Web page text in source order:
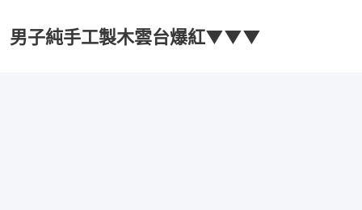
男子純手工製木雲台爆紅▼▼▼